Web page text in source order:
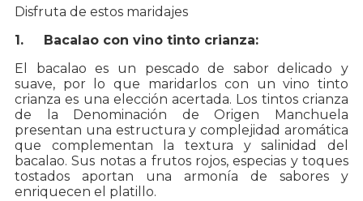
Disfruta de estos maridajes
1. Bacalao con vino tinto crianza:
El bacalao es un pescado de sabor delicado y
suave, por lo que maridarlos con un vino tinto
crianza es una elección acertada. Los tintos crianza
de la Denominación de Origen Manchuela
presentan una estructura y complejidad aromática
que complementan la textura y salinidad del
bacalao. Sus notas a frutos rojos, especias y toques
tostados aportan una armonía de sabores y
enriquecen el platillo.